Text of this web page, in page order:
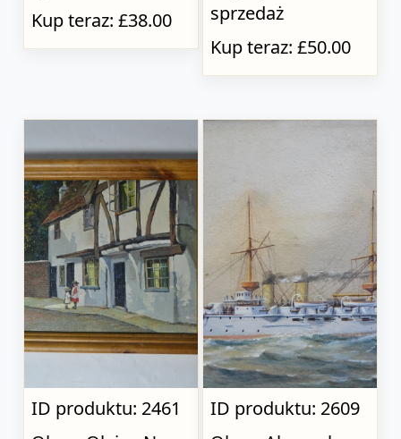
Kup teraz: £38.00
sprzedaż
Kup teraz: £50.00
ID produktu: 2461
ID produktu: 2609